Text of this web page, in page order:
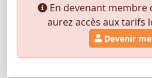
En devenant membre
aurez accès aux tarifs
Devenir